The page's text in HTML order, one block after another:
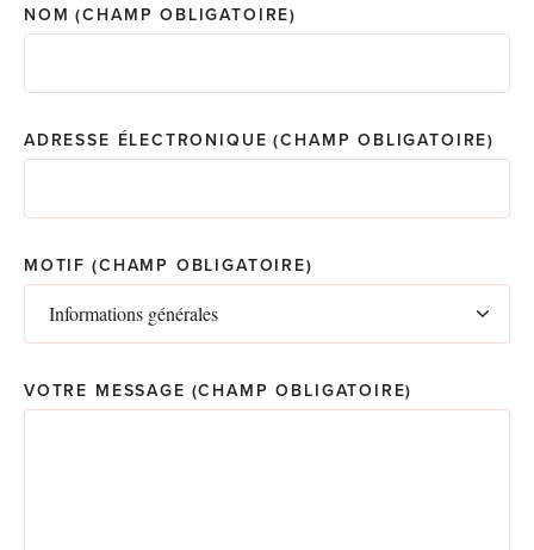
NOM (CHAMP OBLIGATOIRE)
ADRESSE ÉLECTRONIQUE (CHAMP OBLIGATOIRE)
MOTIF (CHAMP OBLIGATOIRE)
VOTRE MESSAGE (CHAMP OBLIGATOIRE)
C
A
T
H
A